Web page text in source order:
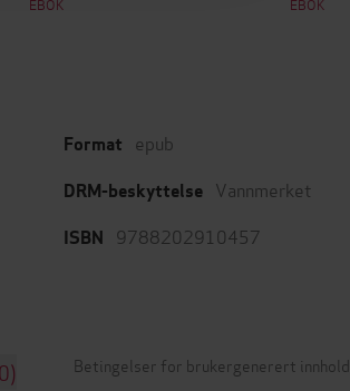
EBOK EBOK
Format epub
DRM-beskyttelse Vannmerket
ISBN 9788202910457
Betingelser for brukergenerert innhold